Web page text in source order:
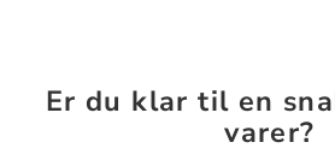
Er du klar til en
varer?